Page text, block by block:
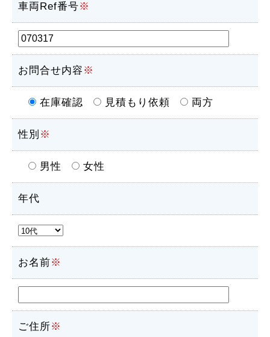
車両Ref番号※
お問合せ内容 ※
在庫確認 見積もり依頼 両方
性別 ※
男性 女性
年代
お名前※
ご住所※